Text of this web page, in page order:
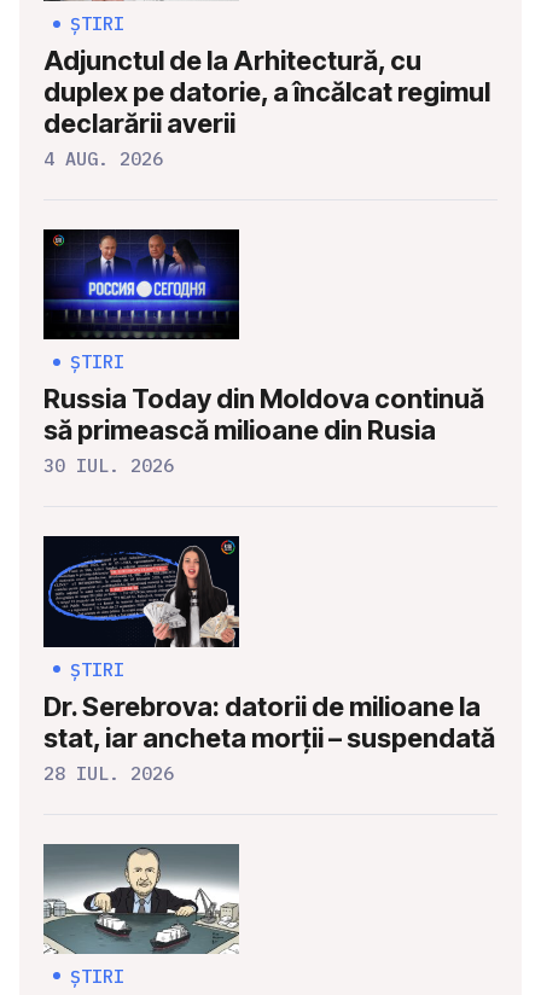
ȘTIRI
Adjunctul de la Arhitectură, cu
duplex pe datorie, a încălcat regimul
declarării averii
4 AUG. 2026
ȘTIRI
Russia Today din Moldova continuă
să primească milioane din Rusia
30 IUL. 2026
ȘTIRI
Dr. Serebrova: datorii de milioane la
stat, iar ancheta morții – suspendată
28 IUL. 2026
ȘTIRI